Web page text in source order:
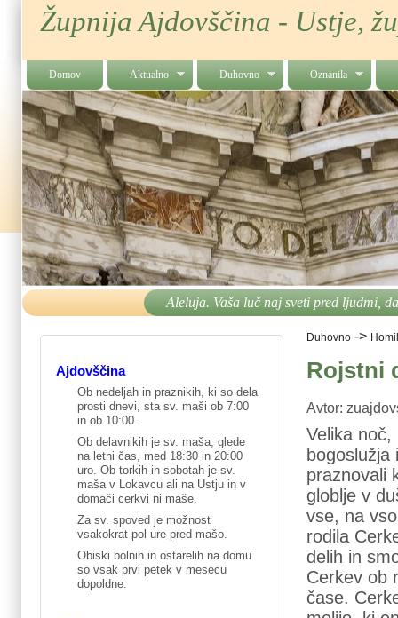
Župnija Ajdovščina - Ustje,
Domov Aktualno Duhovno Oznanila
Aleluja. Vaša luč naj sveti pred ljudmi,
Duhovno ->
Rojstni
Avtor:
Velika
bogoslužja
praznovali
globlje v
vse, na
rodila
delih in
Cerkev ob
čase.
Ajdovščina
Ob nedeljah in praznikih, ki so dela
prosti dnevi, sta sv. maši ob 7:00
in ob 10:00.
Ob delavnikih je sv. maša, glede
na letni čas, med 18:30 in 20:00
uro. Ob torkih in sobotah je sv.
maša v Lokavcu ali na Ustju in v
domači cerkvi ni maše.
Za sv. spoved je možnost
vsakokrat pol ure pred mašo.
Obiski bolnih in ostarelih na domu
so vsak prvi petek v mesecu
dopoldne.